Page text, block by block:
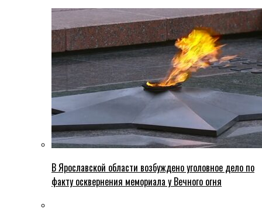
В Ярославской области возбуждено уголовное дело по
факту осквернения мемориала у Вечного огня